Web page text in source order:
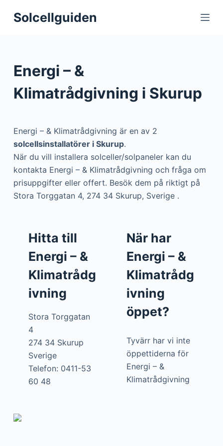
S
o
c
e
n
Solcellguiden
Energi – &
Klimatrådgivning i Skurup
Energi – & Klimatrådgivning är en av 2
solcellsinstallatörer i Skurup.
När du vill installera solceller/solpaneler kan du
kontakta Energi – & Klimatrådgivning och fråga om
prisuppgifter eller offert. Besök dem på riktigt på
Stora Torggatan 4, 274 34 Skurup, Sverige .
Hitta till
Energi – &
Klimatrådg
ivning
Stora Torggatan
4
274 34 Skurup
Sverige
Telefon: 0411-53
60 48
När har
Energi – &
Klimatrådg
ivning
öppet?
Tyvärr har vi inte
öppettiderna för
Energi – &
Klimatrådgivning